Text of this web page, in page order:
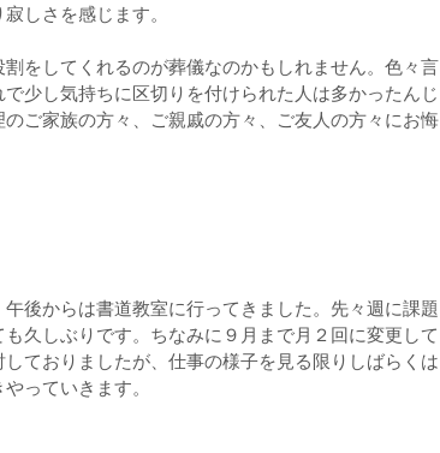
しさを感じます。
をしてくれるのが葬儀なのかもしれません。色々言
少し気持ちに区切りを付けられた人は多かったんじ
ご家族の方々、ご親戚の方々、ご友人の方々にお悔
後からは書道教室に行ってきました。先々週に課題
久しぶりです。ちなみに９月まで月２回に変更して
ておりましたが、仕事の様子を見る限りしばらくは
っていきます。